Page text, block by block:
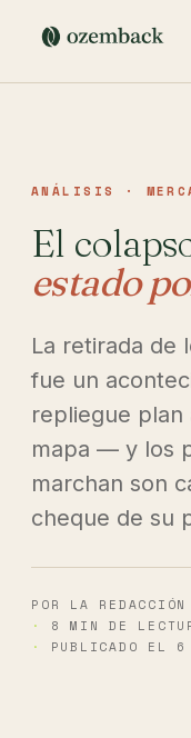
ANÁLISIS ·
El
estado
La retirada de
fue un
repliegue plan
mapa — y los
marchan son
cheque de su
POR LA REDACCIÓN
8 MIN DE
PUBLICADO EL